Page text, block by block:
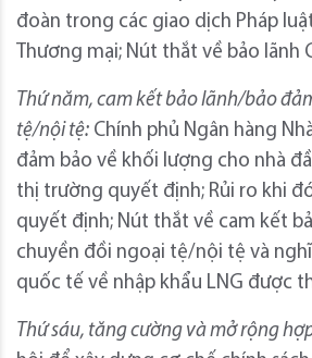
đoàn trong các giao dịch Pháp
Thương mại; Nút thắt về bảo lãnh
Thứ năm, cam kết bảo lãnh/bảo
tệ/nội tệ: Chính phủ Ngân hàng
đảm bảo về khối lượng cho nhà
thị trường quyết định; Rủi ro khi
quyết định; Nút thắt về cam kết
chuyền đồi ngoại tệ/nội tệ và
quốc tế về nhập khẩu LNG được
Thứ sáu, tăng cường và mở rộng